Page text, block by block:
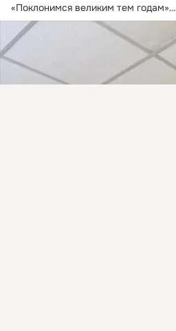
«Поклонимся великим тем годам»…